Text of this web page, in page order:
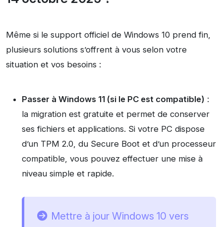
Même si le support officiel de Windows 10 prend fin,
plusieurs solutions s’offrent à vous selon votre
situation et vos besoins :
Passer à Windows 11 (si le PC est compatible) :
la migration est gratuite et permet de conserver
ses fichiers et applications. Si votre PC dispose
d’un TPM 2.0, du Secure Boot et d’un processeur
compatible, vous pouvez effectuer une mise à
niveau simple et rapide.
Mettre à jour Windows 10 vers